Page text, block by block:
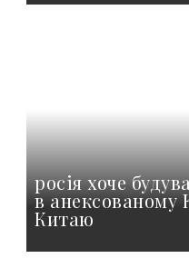
росія хоче
в
Китаю